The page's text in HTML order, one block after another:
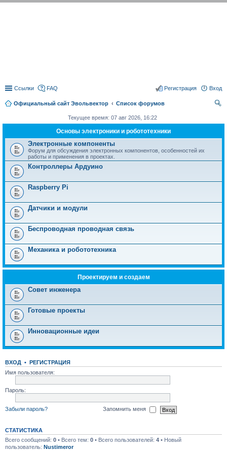
Ссылки FAQ Вход
Регистрация
Официальный сайт Эвольвектор
Список форумов
Текущее время: 07 авг 2026, 16:22
Основы электроники и робототехники
Электронные компоненты
Форум для обсуждения электронных компонентов, особенностей их
работы и применения в проектах.
Контроллеры Ардуино
Raspberry Pi
Датчики и модули
Беспроводная проводная связь
Механика и робототехника
Проектируем и создаем
Совет инженера
Готовые проекты
Инновационные идеи
ВХОД • РЕГИСТРАЦИЯ
Имя пользователя:
Пароль:
Забыли пароль? Запомнить меня
СТАТИСТИКА
Всего сообщений: 0 • Всего тем: 0 • Всего пользователей: 4 • Новый
пользователь: Nustimeror